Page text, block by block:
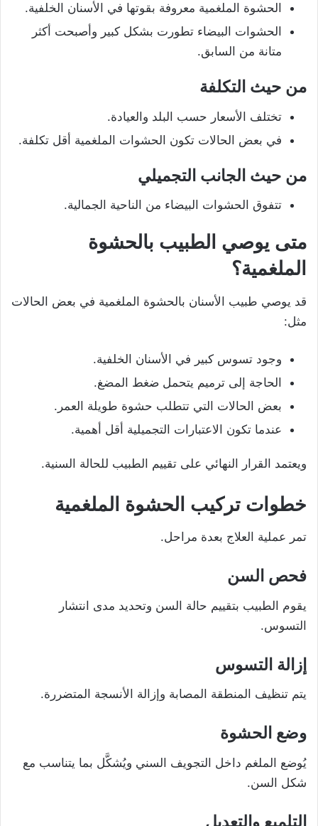
الحشوة الملغمية معروفة بقوتها في الأسنان الخلفية.
الحشوات البيضاء تطورت بشكل كبير وأصبحت أكثر
متانة من السابق.
من حيث التكلفة
تختلف الأسعار حسب البلد والعيادة.
في بعض الحالات تكون الحشوات الملغمية أقل تكلفة.
من حيث الجانب التجميلي
تتفوق الحشوات البيضاء من الناحية الجمالية.
متى يوصي الطبيب بالحشوة
الملغمية؟
قد يوصي طبيب الأسنان بالحشوة الملغمية في بعض الحالات
مثل:
وجود تسوس كبير في الأسنان الخلفية.
الحاجة إلى ترميم يتحمل ضغط المضغ.
بعض الحالات التي تتطلب حشوة طويلة العمر.
عندما تكون الاعتبارات التجميلية أقل أهمية.
ويعتمد القرار النهائي على تقييم الطبيب للحالة السنية.
خطوات تركيب الحشوة الملغمية
تمر عملية العلاج بعدة مراحل.
فحص السن
يقوم الطبيب بتقييم حالة السن وتحديد مدى انتشار
التسوس.
إزالة التسوس
يتم تنظيف المنطقة المصابة وإزالة الأنسجة المتضررة.
وضع الحشوة
يُوضع الملغم داخل التجويف السني ويُشكَّل بما يتناسب مع
شكل السن.
التلميع والتعديل